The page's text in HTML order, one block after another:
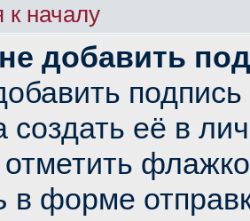
к началу
добавить
создать её в
в форме